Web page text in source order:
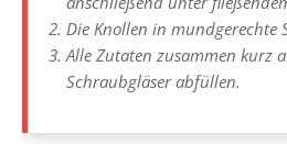
Die Knollen in mundgerechte
Alle Zutaten zusammen kurz
Schraubgläser abfüllen.